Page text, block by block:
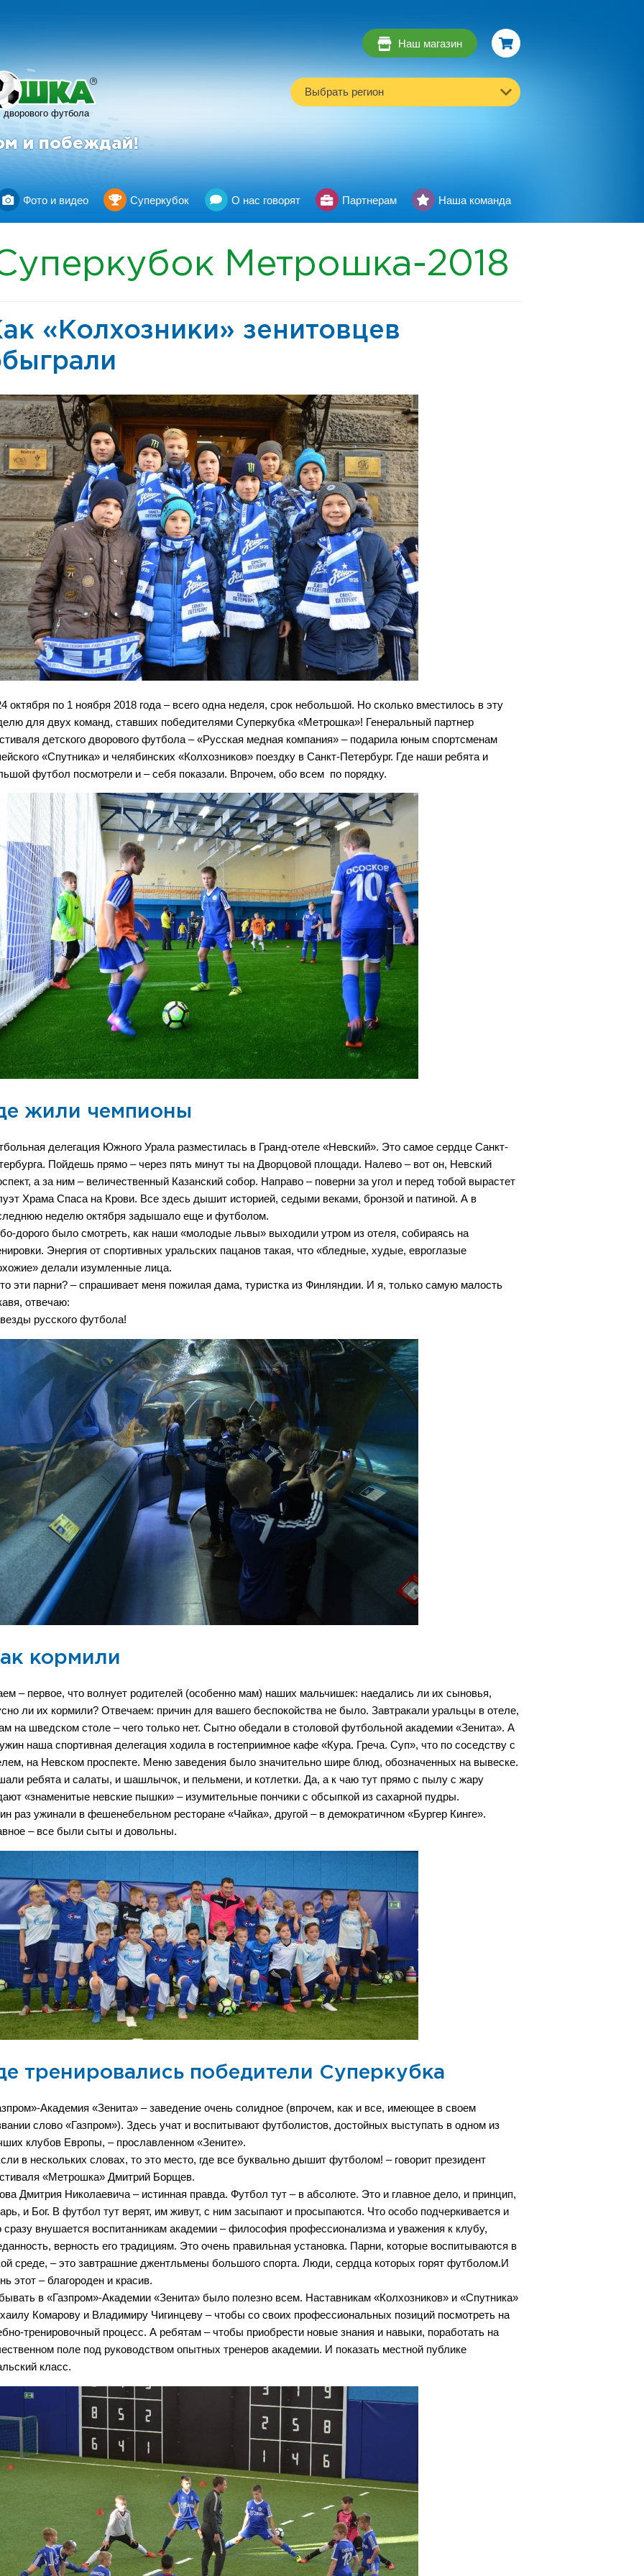
дворового футбола
R
и побеждай!
Наш магазин
Выбрать регион
Фото и видео Суперкубок О нас говорят Партнерам Наша команда
Метрошка-2018
«Колхозники» зенитовцев
октября по 1 ноября 2018 года – всего одна неделя, срок небольшой. Но сколько вместилось в эту
для двух команд, ставших победителями Суперкубка «Метрошка»! Генеральный партнер
детского дворового футбола – «Русская медная компания» – подарила юным спортсменам
«Спутника» и челябинских «Колхозников» поездку в Санкт-Петербург. Где наши ребята и
футбол посмотрели и – себя показали. Впрочем, обо всем по порядку.
жили чемпионы
делегация Южного Урала разместилась в Гранд-отеле «Невский». Это самое сердце Санкт-
Пойдешь прямо – через пять минут ты на Дворцовой площади. Налево – вот он, Невский
а за ним – величественный Казанский собор. Направо – поверни за угол и перед тобой вырастет
Храма Спаса на Крови. Все здесь дышит историей, седыми веками, бронзой и патиной. А в
неделю октября задышало еще и футболом.
дорого было смотреть, как наши «молодые львы» выходили утром из отеля, собираясь на
Энергия от спортивных уральских пацанов такая, что «бледные, худые, евроглазые
делали изумленные лица.
эти парни? – спрашивает меня пожилая дама, туристка из Финляндии. И я, только самую малость
отвечаю:
русского футбола!
кормили
– первое, что волнует родителей (особенно мам) наших мальчишек: наедались ли их сыновья,
ли их кормили? Отвечаем: причин для вашего беспокойства не было. Завтракали уральцы в отеле,
на шведском столе – чего только нет. Сытно обедали в столовой футбольной академии «Зенита». А
наша спортивная делегация ходила в гостеприимное кафе «Кура. Греча. Суп», что по соседству с
на Невском проспекте. Меню заведения было значительно шире блюд, обозначенных на вывеске.
ребята и салаты, и шашлычок, и пельмени, и котлетки. Да, а к чаю тут прямо с пылу с жару
«знаменитые невские пышки» – изумительные пончики с обсыпкой из сахарной пудры.
раз ужинали в фешенебельном ресторане «Чайка», другой – в демократичном «Бургер Кинге».
– все были сыты и довольны.
тренировались победители Суперкубка
Академия «Зенита» – заведение очень солидное (впрочем, как и все, имеющее в своем
слово «Газпром»). Здесь учат и воспитывают футболистов, достойных выступать в одном из
клубов Европы, – прославленном «Зените».
в нескольких словах, то это место, где все буквально дышит футболом! – говорит президент
«Метрошка» Дмитрий Борщев.
Дмитрия Николаевича – истинная правда. Футбол тут – в абсолюте. Это и главное дело, и принцип,
и Бог. В футбол тут верят, им живут, с ним засыпают и просыпаются. Что особо подчеркивается и
сразу внушается воспитанникам академии – философия профессионализма и уважения к клубу,
верность его традициям. Это очень правильная установка. Парни, которые воспитываются в
среде, – это завтрашние джентльмены большого спорта. Люди, сердца которых горят футболом.И
этот – благороден и красив.
в «Газпром»-Академии «Зенита» было полезно всем. Наставникам «Колхозников» и «Спутника»
Комарову и Владимиру Чигинцеву – чтобы со своих профессиональных позиций посмотреть на
тренировочный процесс. А ребятам – чтобы приобрести новые знания и навыки, поработать на
поле под руководством опытных тренеров академии. И показать местной публике
класс.